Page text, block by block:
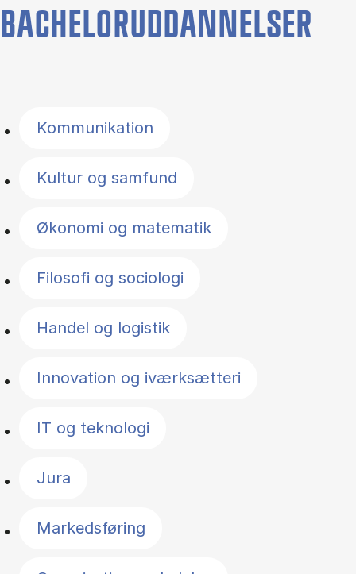
BACHELORUDDANNELSER
Kommunikation
Kultur og samfund
Økonomi og matematik
Filosofi og sociologi
Handel og logistik
Innovation og iværksætteri
IT og teknologi
Jura
Markedsføring